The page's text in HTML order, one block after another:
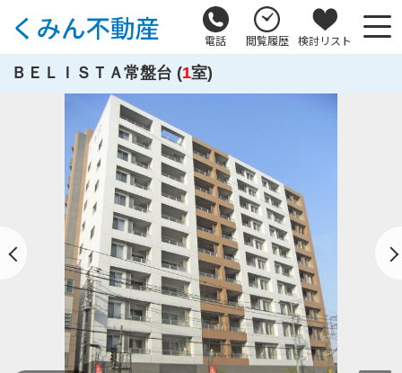
電話 閲覧履歴 検討リスト
ＢＥＬＩＳＴＡ常盤台 (1室)